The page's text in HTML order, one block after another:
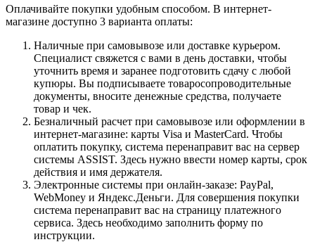
Оплачивайте покупки удобным способом. В интернет-
магазине доступно 3 варианта оплаты:
Наличные при самовывозе или доставке курьером.
Специалист свяжется с вами в день доставки, чтобы
уточнить время и заранее подготовить сдачу с любой
купюры. Вы подписываете товаросопроводительные
документы, вносите денежные средства, получаете
товар и чек.
Безналичный расчет при самовывозе или оформлении в
интернет-магазине: карты Visa и MasterCard. Чтобы
оплатить покупку, система перенаправит вас на сервер
системы ASSIST. Здесь нужно ввести номер карты, срок
действия и имя держателя.
Электронные системы при онлайн-заказе: PayPal,
WebMoney и Яндекс.Деньги. Для совершения покупки
система перенаправит вас на страницу платежного
сервиса. Здесь необходимо заполнить форму по
инструкции.